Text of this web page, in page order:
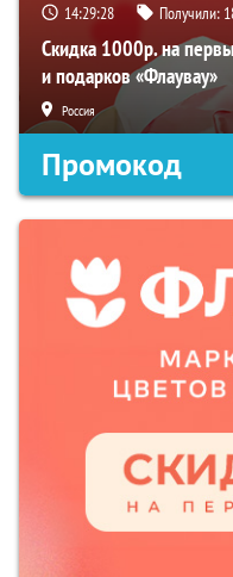
14:29:27 Получили:
Скидка 1000р. на
и подарков «Флаувау»
Россия
Промокод